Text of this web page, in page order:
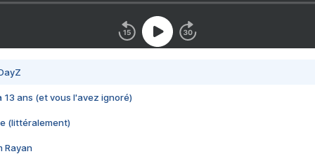
13 ans (et vous l'avez ignoré)
(littéralement)
Rayan